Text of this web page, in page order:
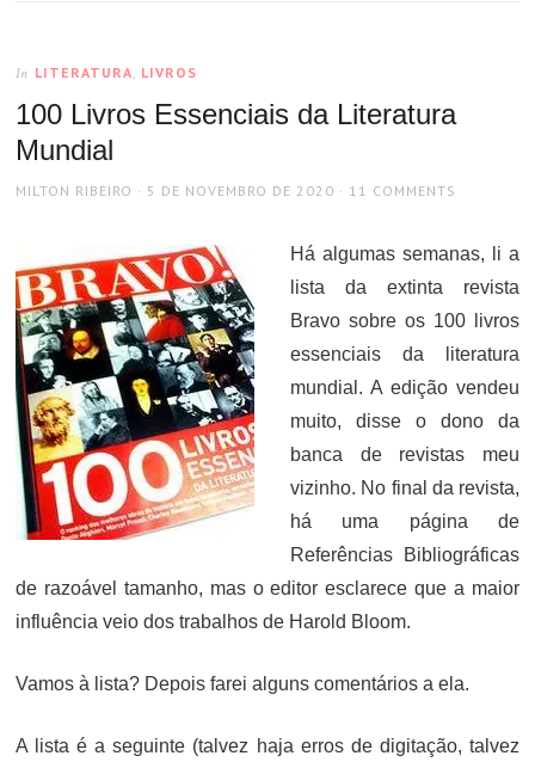
In LITERATURA LIVROS
100 Livros Essenciais da Literatura
Mundial
AUTHOR
MILTON RIBEIRO
POSTED
5 DE NOVEMBRO DE 2020 11 COMMENTS
Há algumas semanas, li a
lista da extinta revista
Bravo sobre os 100 livros
essenciais da literatura
mundial. A edição vendeu
muito, disse o dono da
banca de revistas meu
vizinho. No final da revista,
há uma página de
Referências Bibliográficas
de razoável tamanho, mas o editor esclarece que a maior
influência veio dos trabalhos de Harold Bloom.
Vamos à lista? Depois farei alguns comentários a ela.
A lista é a seguinte (talvez haja erros de digitação, talvez